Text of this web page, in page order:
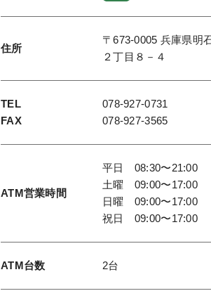
住所
〒673-0005 兵庫県明
２丁目８－４
TEL
FAX
078-927-0731
078-927-3565
ATM営業時間
平日 08:30〜21:00
土曜 09:00〜17:00
日曜 09:00〜17:00
祝日 09:00〜17:00
ATM台数 2台